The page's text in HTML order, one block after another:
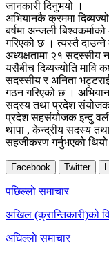
जानकारी दिनुभयो ।
अभियानकै क्रममा
बर्षमा अन्जली
गरिएको छ । त्यस्तै
अध्यक्षतामा २१ सदस्सीय
यसैबीच दिब्यज्योति मावि
सदस्सीय र अनिता
गठन गरिएको छ ।
सदस्य तथा प्रदेश
प्रदेश सहसंयोजक इन्दु
थापा , केन्द्रीय सदस्य
सहजीकरण गर्नुभएको
Facebook Twitter
Post
navigation
पछिल्लाे समाचार
अखिल (क्रान्तिकारी)को
अघिल्लाे समाचार